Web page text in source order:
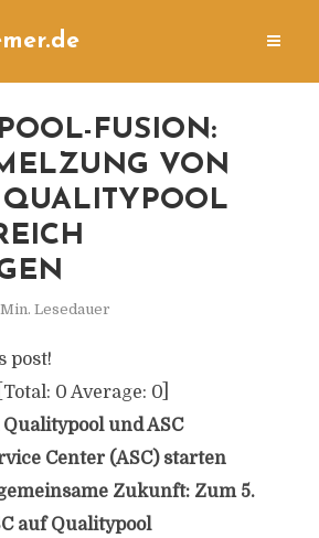
FUSION:
VON
Lesedauer
post!
[Total: 0 Average: 0]
und ASC
Center (ASC) starten
Zukunft: Zum 5.
auf Qualitypool